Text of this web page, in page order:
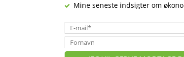
Mine seneste indsigter om